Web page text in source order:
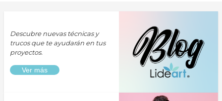
Descubre nuevas técnicas y
trucos que te ayudarán en tus
proyectos.
Ver más